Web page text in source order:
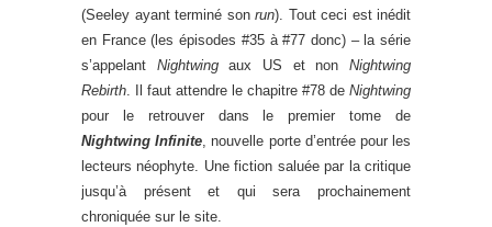
(Seeley ayant terminé son run). Tout ceci est inédit
en France (les épisodes #35 à #77 donc) – la série
s’appelant Nightwingaux US et nonNightwing
Rebirth. Il faut attendre le chapitre #78 de Nightwing
pour le retrouver dans le premier tome de
Nightwing Infinite, nouvelle porte d’entrée pour les
lecteurs néophyte. Une fiction saluée par la critique
jusqu’à présent et qui sera prochainement
chroniquée sur le site.